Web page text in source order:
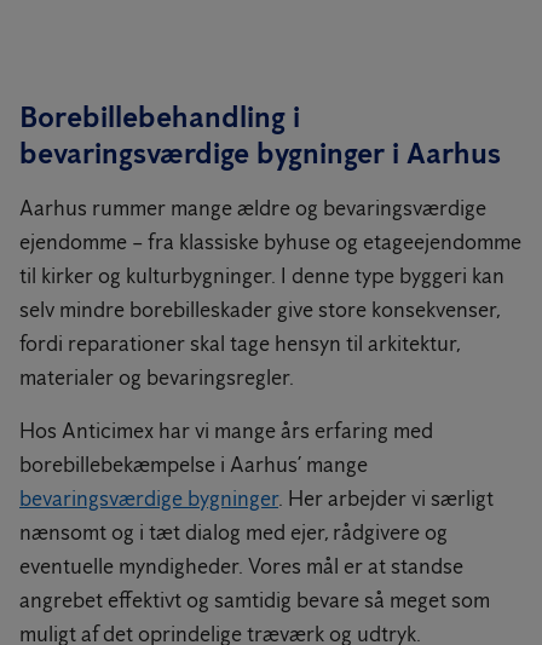
Borebillebehandling i
bevaringsværdige bygninger i Aarhus
Aarhus rummer mange ældre og bevaringsværdige
ejendomme – fra klassiske byhuse og etageejendomme
til kirker og kulturbygninger. I denne type byggeri kan
selv mindre borebilleskader give store konsekvenser,
fordi reparationer skal tage hensyn til arkitektur,
materialer og bevaringsregler.
Hos Anticimex har vi mange års erfaring med
borebillebekæmpelse i Aarhus’ mange
bevaringsværdige bygninger. Her arbejder vi særligt
nænsomt og i tæt dialog med ejer, rådgivere og
eventuelle myndigheder. Vores mål er at standse
angrebet effektivt og samtidig bevare så meget som
muligt af det oprindelige træværk og udtryk.